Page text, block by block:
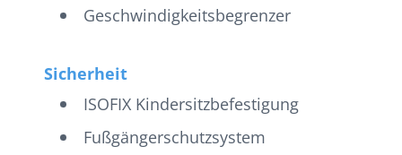
Geschwindigkeitsbegrenzer
Sicherheit
ISOFIX Kindersitzbefestigung
Fußgängerschutzsystem